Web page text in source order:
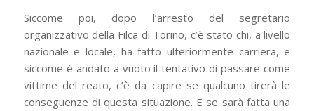
Siccome poi, dopo l’arresto del segretario
organizzativo della Filca di Torino, c’è stato chi, a livello
nazionale e locale, ha fatto ulteriormente carriera, e
siccome è andato a vuoto il tentativo di passare come
vittime del reato, c’è da capire se qualcuno tirerà le
conseguenze di questa situazione. E se sarà fatta una